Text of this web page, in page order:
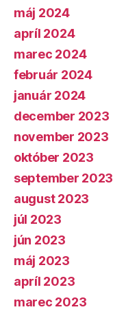
máj 2024
apríl 2024
marec 2024
február 2024
január 2024
december 2023
november 2023
október 2023
september 2023
august 2023
júl 2023
jún 2023
máj 2023
apríl 2023
marec 2023